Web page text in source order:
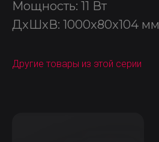
Мощность: 11 Вт
ДxШxВ: 1000x80x104 мм
Другие товары из этой серии